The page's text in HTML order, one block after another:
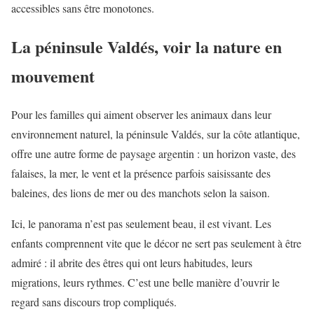
accessibles sans être monotones.
La péninsule Valdés, voir la nature en
mouvement
Pour les familles qui aiment observer les animaux dans leur
environnement naturel, la péninsule Valdés, sur la côte atlantique,
offre une autre forme de paysage argentin : un horizon vaste, des
falaises, la mer, le vent et la présence parfois saisissante des
baleines, des lions de mer ou des manchots selon la saison.
Ici, le panorama n’est pas seulement beau, il est vivant. Les
enfants comprennent vite que le décor ne sert pas seulement à être
admiré : il abrite des êtres qui ont leurs habitudes, leurs
migrations, leurs rythmes. C’est une belle manière d’ouvrir le
regard sans discours trop compliqués.